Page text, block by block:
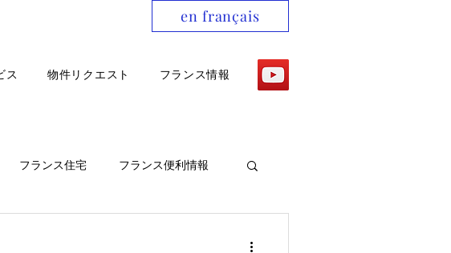
en français
ス 物件リクエスト フランス情報
フランス住宅 フランス便利情報